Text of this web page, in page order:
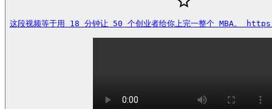
这段视频等于用 18 分钟让 50 个创业者给你上完一整个 MBA。